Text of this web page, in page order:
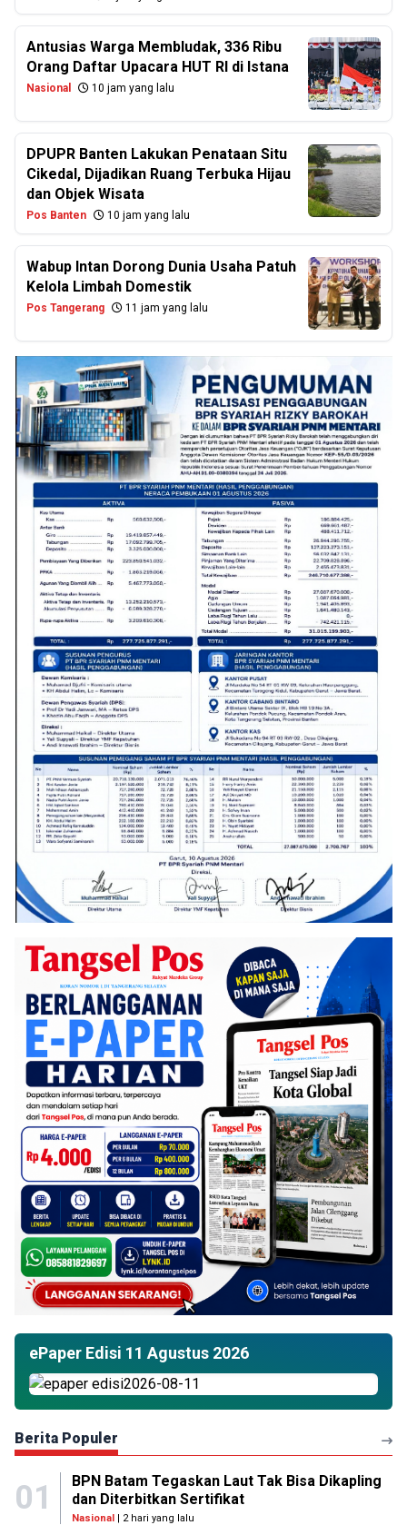
Antusias Warga Membludak, 336 Ribu
Orang Daftar Upacara HUT RI di Istana
Nasional 10 jam yang lalu
DPUPR Banten Lakukan Penataan Situ
Cikedal, Dijadikan Ruang Terbuka Hijau
dan Objek Wisata
Pos Banten 10 jam yang lalu
Wabup Intan Dorong Dunia Usaha Patuh
Kelola Limbah Domestik
Pos Tangerang 11 jam yang lalu
ePaper Edisi 11 Agustus 2026
Berita Populer
01
BPN Batam Tegaskan Laut Tak Bisa Dikapling
dan Diterbitkan Sertifikat
Nasional| 2 hari yang lalu